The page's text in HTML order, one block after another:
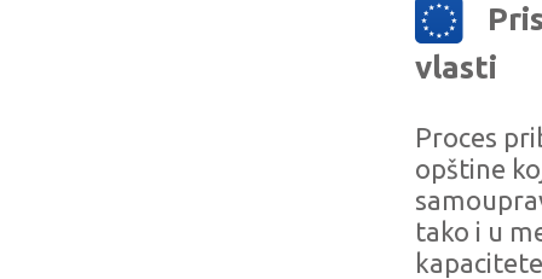
vlasti
Proces
opštine
tako i u